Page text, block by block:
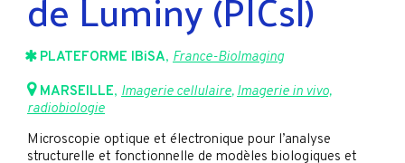
PLATEFORME IBiSA, France-BioImaging
MARSEILLE, Imagerie cellulaire, Imagerie in vivo,
radiobiologie
Microscopie optique et électronique pour l’analyse
structurelle et fonctionnelle de modèles biologiques et